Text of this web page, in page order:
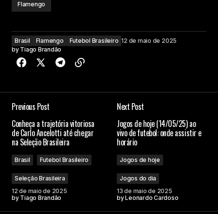
Flamengo
Brasil Flamengo Futebol Brasileiro 12 de maio de 2025
by Tiago Brandão
Previous Post
Conheça a trajetória vitoriosa
de Carlo Ancelotti até chegar
na Seleção Brasileira
Brasil Futebol Brasileiro
Seleção Brasileira
12 de maio de 2025
by Tiago Brandão
Next Post
Jogos de hoje (14/05/25) ao
vivo de futebol: onde assistir e
horário
Jogos de hoje
Jogos do dia
13 de maio de 2025
byLeonardo Cardoso